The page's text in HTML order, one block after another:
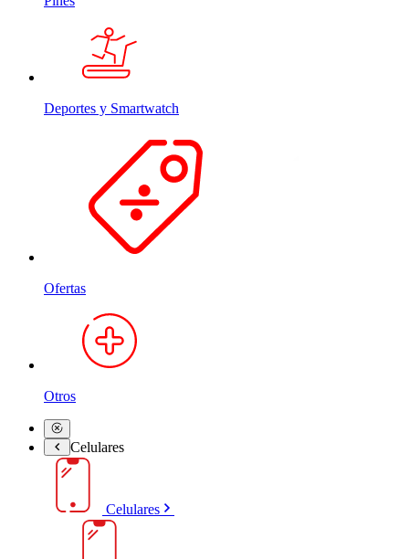
Deportes y Smartwatch
Ofertas
Otros
Celulares
Celulares